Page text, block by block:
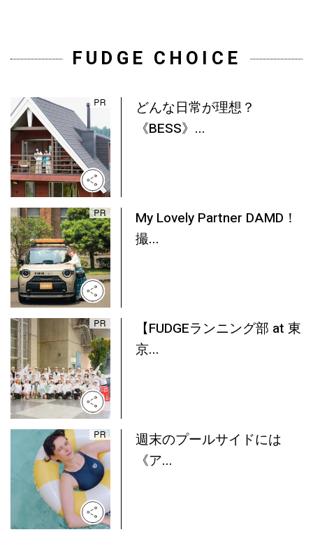
FUDGE CHOICE
どんな日常が理想？
《BESS》...
My Lovely Partner DAMD！
撮...
【FUDGEランニング部 at 東
京...
週末のプールサイドには
《ア...